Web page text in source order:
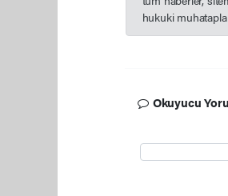
hukuki
Okuyucu